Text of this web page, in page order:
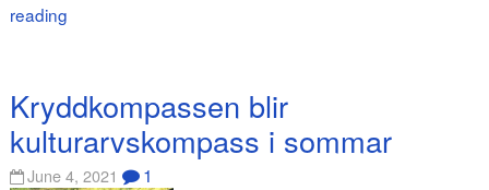
reading
Kryddkompassen blir
kulturarvskompass i sommar
June 4, 2021 1